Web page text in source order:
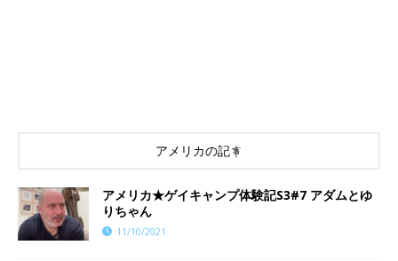
アメリカの記事
​​アメリカ★ゲイキャンプ体験記S3#7 アダムとゆ
りちゃん
11/10/2021